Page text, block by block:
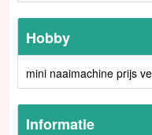
Hobby
mini naaimachine prijs
Informatie